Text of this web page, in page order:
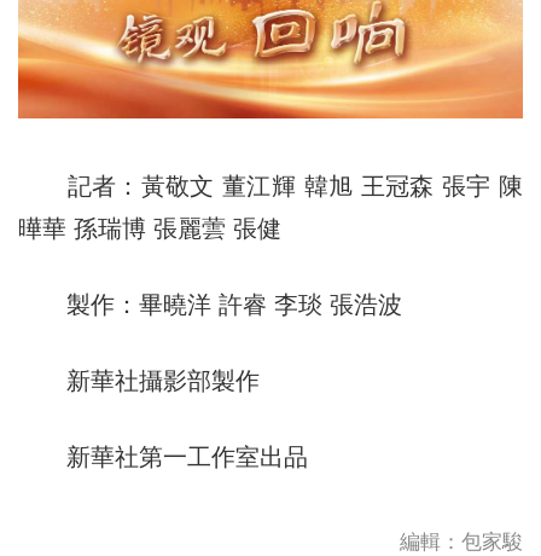
記者：黃敬文 董江輝 韓旭 王冠森 張宇 陳
曄華 孫瑞博 張麗蕓 張健
製作：畢曉洋 許睿 李琰 張浩波
新華社攝影部製作
新華社第一工作室出品
編輯：包家駿